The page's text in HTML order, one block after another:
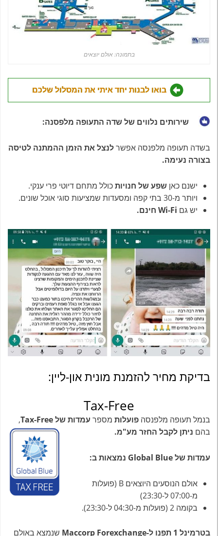
בתמונה: אולם יוצאים
בואו לבנות יחד איתי את המסלול שלכם
שירותים נלווים של שדה התעופה מלפסנה:
בשדה תעופה מלפנסה אפשרלנצל את הזמן ההמתנה לטיסה
בצורה נעימה.
ישנם כאן שפע של חנויותכולל מתחם דיוטי פרי ענקי.
ויותר מ-30 בתי קפה ומסעדות שמציעות סוגי אוכל שונים.
יש גם
בדיקת מחיר להזמנת מונית און-ליין:
Tax-Free
בנמל תעופה מלפנסה פועלות מספר עמדות שלTax-Free
,
בהם ניתן לקבל החזר מע"מ.
עמדות של Global Blue נמצאות ב:
אולם הנוסעים היוצאים B (פועלות
מ-07:00 ל-23:30)
בקומה 2 (פועלות מ-04:30 ל-23:30).
בטרמינל 1 תפנו ל-Maccorp Forexchange שנמצא באולם